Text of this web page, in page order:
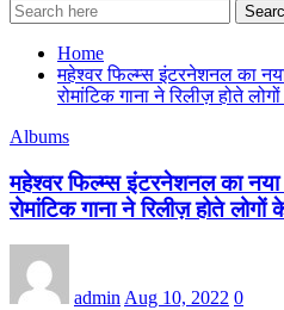
Home
महेश्वर फिल्म्स इंटरनेशनल का
रोमांटिक गाना ने रिलीज़ होते
Albums
महेश्वर फिल्म्स इंटरनेशनल का
रोमांटिक गाना ने रिलीज़ होते
admin Aug 10, 2022 0